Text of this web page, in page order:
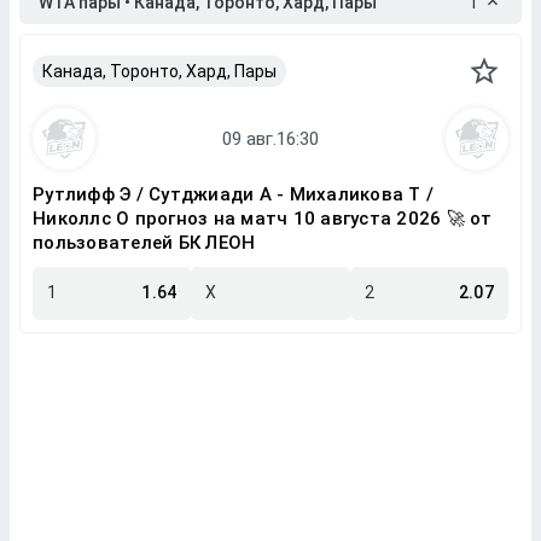
Канада, Торонто, Хард, Пары
Рутлифф Э / Сутджиади А - Михаликова Т /
Николлс О прогноз на матч 10 августа 2026 🚀 от
пользователей БК ЛЕОН
1 1.64 X 2 2.07